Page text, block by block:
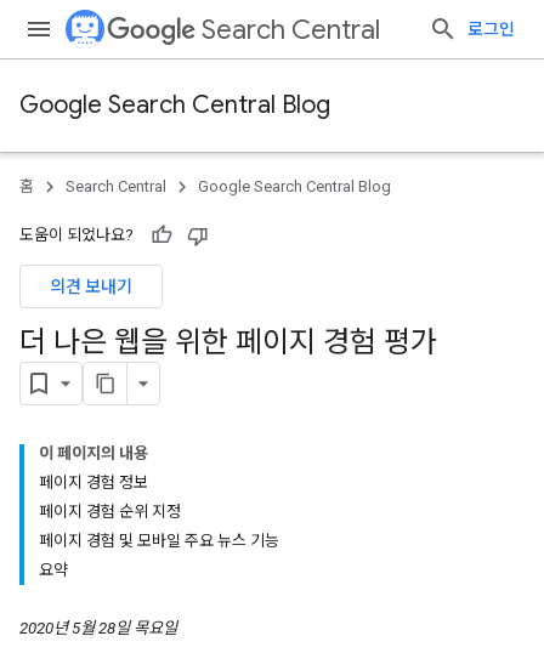
Search Central 로그인
Google Search Central Blog
홈 Search Central Google Search Central Blog
도움이 되었나요?
의견 보내기
더 나은 웹을 위한 페이지 경험 평가
이 페이지의 내용
페이지 경험 정보
페이지 경험 순위 지정
페이지 경험 및 모바일 주요 뉴스 기능
요약
2020년 5월 28일 목요일